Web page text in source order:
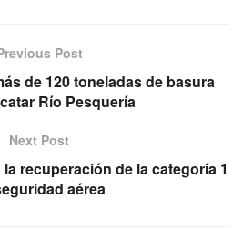
Post
de 120 toneladas de basura
Río Pesquería
Next Post
recuperación de la categoría 1
aérea